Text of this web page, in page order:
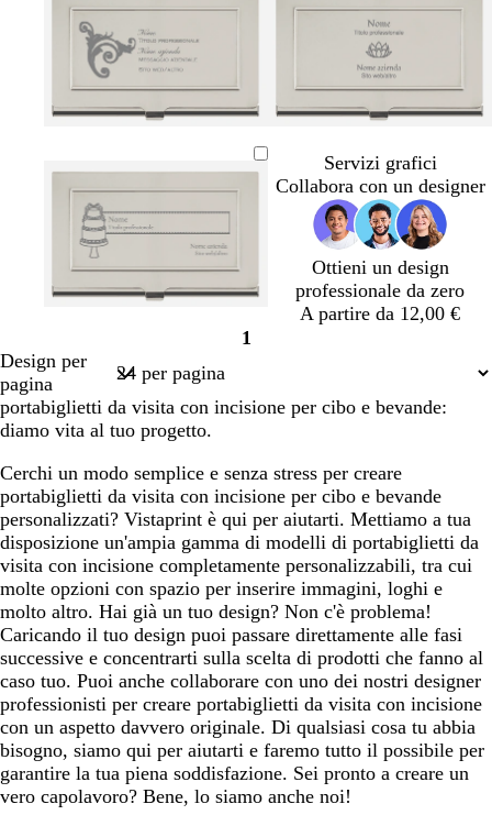
Servizi grafici
Collabora con un designer
Ottieni un design
professionale da zero
A partire da 12,00 €
Pagina
1
Design per
pagina
portabiglietti da visita con incisione per cibo e bevande:
diamo vita al tuo progetto.
Cerchi un modo semplice e senza stress per creare
portabiglietti da visita con incisione per cibo e bevande
personalizzati? Vistaprint è qui per aiutarti. Mettiamo a tua
disposizione un'ampia gamma di modelli di portabiglietti da
visita con incisione completamente personalizzabili, tra cui
molte opzioni con spazio per inserire immagini, loghi e
molto altro. Hai già un tuo design? Non c'è problema!
Caricando il tuo design puoi passare direttamente alle fasi
successive e concentrarti sulla scelta di prodotti che fanno al
caso tuo. Puoi anche collaborare con uno dei nostri designer
professionisti per creare portabiglietti da visita con incisione
con un aspetto davvero originale. Di qualsiasi cosa tu abbia
bisogno, siamo qui per aiutarti e faremo tutto il possibile per
garantire la tua piena soddisfazione. Sei pronto a creare un
vero capolavoro? Bene, lo siamo anche noi!